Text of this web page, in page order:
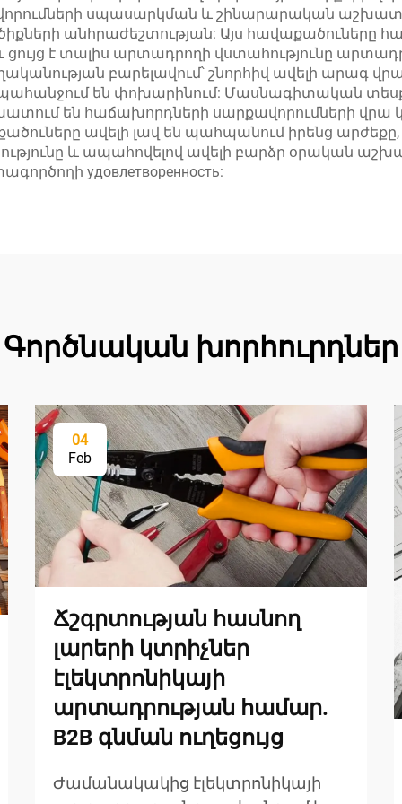
սպասարկման և շինարարական
անհրաժեշտության: Այս հավաքածուները
ցույց է տալիս արտադրողի վստահությունը
բարելավում՝ շնորհիվ ավելի արագ
են փոխարինում: Մասնագիտական
են հաճախորդների սարքավորումների
ավելի լավ են պահպանում իրենց արժեքը,
և ապահովելով ավելի բարձր օրական
удовлетворенность:
Գործնական խորհուրդներ
04
Feb
Ճշգրտության հասնող
լարերի կտրիչներ
էլեկտրոնիկայի
արտադրության համար.
B2B գնման ուղեցույց
Ժամանակակից էլեկտրոնիկայի